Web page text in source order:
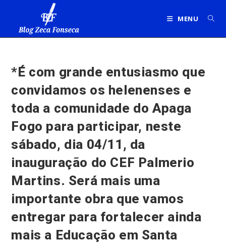
MENU
*É com grande entusiasmo que
convidamos os helenenses e
toda a comunidade do Apaga
Fogo para participar, neste
sábado, dia 04/11, da
inauguração do CEF Palmerio
Martins. Será mais uma
importante obra que vamos
entregar para fortalecer ainda
mais a Educação em Santa